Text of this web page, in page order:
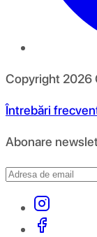
Copyright 2026
Întrebări
Abonare